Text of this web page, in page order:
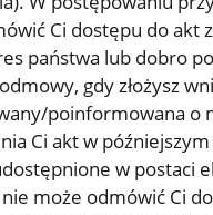
Ci dostępu do akt
państwa lub dobro
gdy złożysz
poinformowana o
Ci akt w
w postaci
może odmówić Ci